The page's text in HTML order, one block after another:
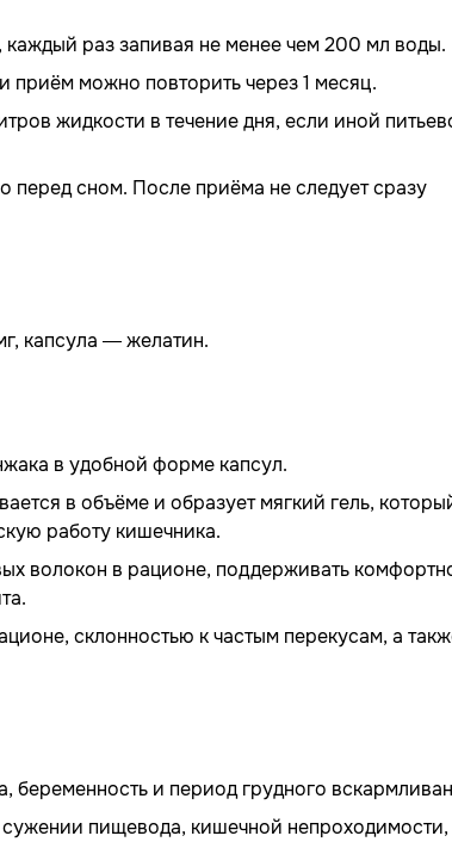
каждый раз запивая не менее чем 200 мл воды.
можно повторить через 1 месяц.
жидкости в течение дня, если иной
перед сном. После приёма не следует сразу
капсула — желатин.
в удобной форме капсул.
в объёме и образует мягкий гель,
работу кишечника.
волокон в рационе, поддерживать
склонностью к частым перекусам, а
беременность и период грудного
пищевода, кишечной